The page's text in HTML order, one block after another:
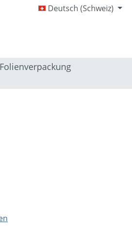
Deutsch (Schweiz)
Folienverpackung